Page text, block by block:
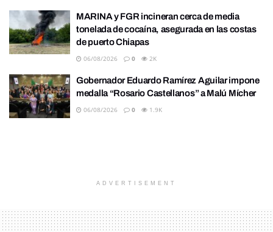
MARINA y FGR incineran cerca de media
tonelada de cocaína, asegurada en las costas
de puerto Chiapas
06/08/2026 0 2K
Gobernador Eduardo Ramírez Aguilar impone
medalla “Rosario Castellanos” a Malú Mícher
06/08/2026 0 1.9K
ADVERTISEMENT